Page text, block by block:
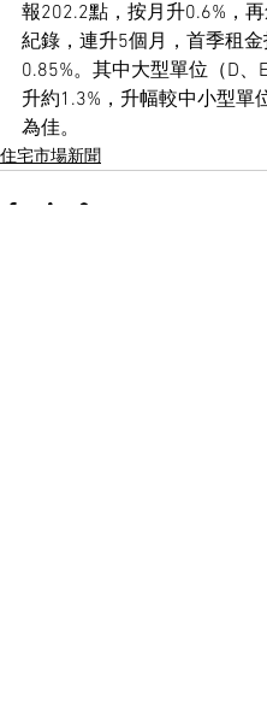
報202.2點，按月升0.6%，
紀錄，連升5個月，首季租
0.85%。其中大型單位（D、
升約1.3%，升幅較中小型單
為佳。
住宅市場新聞